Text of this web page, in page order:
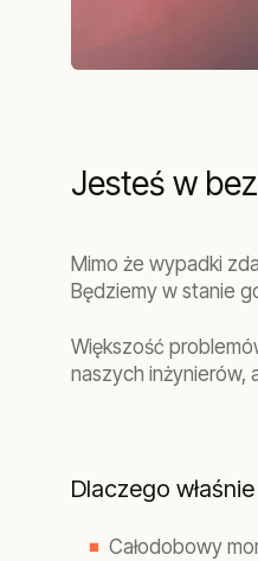
Jesteś w
Mimo że wypadki
Będziemy w stanie
Większość
naszych inżynierów,
Dlaczego
Całodobowy